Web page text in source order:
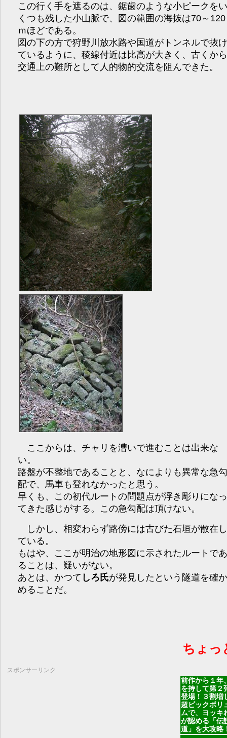
この行く手を遮るのは、鋸歯のような小ピークを
くつも残した小山脈で、図の範囲の海抜は70～120
ｍほどである。
図の下の方で狩野川放水路や国道がトンネルで抜
ているように、稜線付近は比高が大きく、古くか
交通上の難所として人的物的交流を阻んできた。
ここからは、チャリを漕いで進むことは出来な
い。
路盤が不整地であることと、なによりも異常な急
配で、馬車も登れなかったと思う。
早くも、この初代ルートの問題点が浮き彫りにな
てきた感じがする。この急勾配は頂けない。
しかし、相変わらず路傍には古びた石垣が散在
ている。
もはや、ここが明治の地形図に示されたルートで
ることは、疑いがない。
あとは、かつて しろ氏が発見したという隧道を確
めることだ。
スポンサーリンク
ちょっ
前作から１年
を持して第２
登場！３割増
超ビックボリ
ムで、ヨッキ
が認める「伝
道」を大攻略